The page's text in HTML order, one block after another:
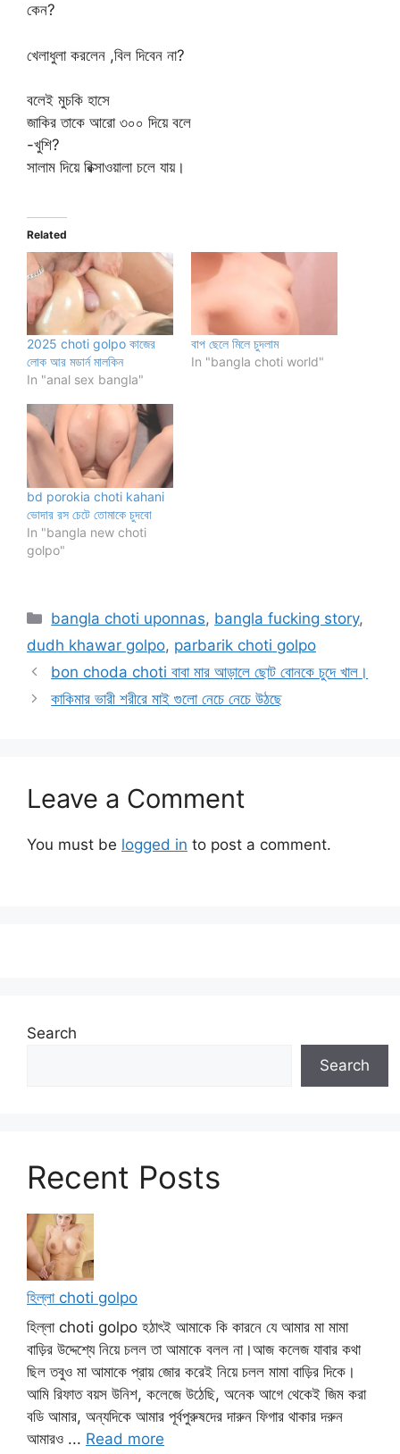
কেন?
খেলাধুলা করলেন ,বিল দিবেন না?
বলেই মুচকি হাসে
জাকির তাকে আরো ৩০০ দিয়ে বলে
-খুশি?
সালাম দিয়ে রিক্সাওয়ালা চলে যায়।
Related
2025 choti golpo কাজের
লোক আর মডার্ন মালকিন
In "anal sex bangla"
বাপ ছেলে মিলে চুদলাম
In "bangla choti world"
bd porokia choti kahani
ভোদার রস চেটে তোমাকে চুদবো
In "bangla new choti
golpo"
Categories
bangla choti uponnas, bangla fucking story,
dudh khawar golpo, parbarik choti golpo
bon choda choti বাবা মার আড়ালে ছোট বোনকে চুদে খাল।
কাকিমার ভারী শরীরে মাই গুলো নেচে নেচে উঠছে
Leave a Comment
You must be logged in to post a comment.
Search
Search
Recent Posts
হিল্লা choti golpo
হিল্লা choti golpo হঠাৎই আমাকে কি কারনে যে আমার মা মামা
বাড়ির উদ্দেশ্যে নিয়ে চলল তা আমাকে বলল না।আজ কলেজ যাবার কথা
ছিল তবুও মা আমাকে প্রায় জোর করেই নিয়ে চলল মামা বাড়ির দিকে।
আমি রিফাত বয়স উনিশ, কলেজে উঠেছি, অনেক আগে থেকেই জিম করা
বডি আমার, অন্যদিকে আমার পূর্বপুরুষদের দারুন ফিগার থাকার দরুন
আমারও ... Read more